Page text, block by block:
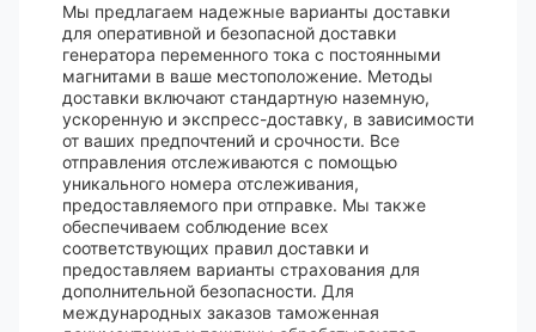
Мы предлагаем надежные варианты доставки
для оперативной и безопасной доставки
генератора переменного тока с постоянными
магнитами в ваше местоположение. Методы
доставки включают стандартную наземную,
ускоренную и экспресс-доставку, в зависимости
от ваших предпочтений и срочности. Все
отправления отслеживаются с помощью
уникального номера отслеживания,
предоставляемого при отправке. Мы также
обеспечиваем соблюдение всех
соответствующих правил доставки и
предоставляем варианты страхования для
дополнительной безопасности. Для
международных заказов таможенная